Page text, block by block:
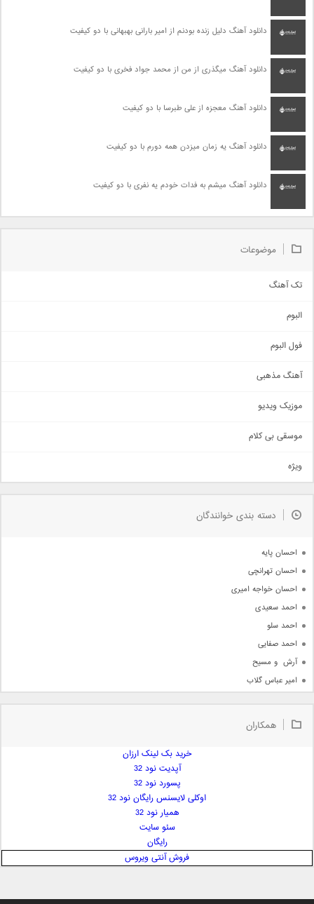
دانلود آهنگ دلیل زنده بودنم از امیر بارانی بهبهانی با دو کیفیت
دانلود آهنگ میگذری از من از محمد جواد فخری با دو کیفیت
دانلود آهنگ معجزه از علی طبرسا با دو کیفیت
دانلود آهنگ یه زمان میزدن همه دورم با دو کیفیت
دانلود آهنگ میشم به فدات خودم یه نفری با دو کیفیت
موضوعات
تک آهنگ
اجتماعی
حماسی
سنتی
اهنگ بندرعباسی
دمو
مذهبی
جدیدترین ها
البوم
فول البوم
آهنگ مذهبی
موزیک ویدیو
موسقی بی کلام
ویژه
دسته بندی خوانندگان
احسان پایه
احسان تهرانچی
احسان خواجه امیری
احمد سعیدی
احمد سلو
احمد صفایی
آرش  و مسیح
امیر عباس گلاب
امیر علی
ایمان غلامی
بابک جهانبخش
همکاران
خرید بک لینک ارزان
آپدیت نود 32
پسورد نود 32
اوکلی لایسنس رایگان نود 32
همیار نود 32
سئو سایت
رایگان
فروش آنتی ویروس